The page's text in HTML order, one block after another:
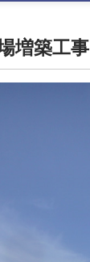
増築工事